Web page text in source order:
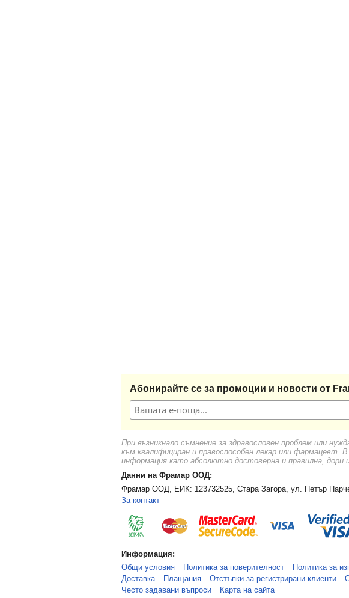
Абонирайте се за промоции и новости от
При възникнало съмнение за здравословен проблем или
към квалифициран и правоспособен лекар или фармацевт.
информация като абсолютно достоверна и правилна, дори
Данни на Фрамар ООД:
Фрамар ООД, ЕИК: 123732525, Стара Загора, ул. Петър
За контакт
Информация:
Общи условия
Политика за поверителност Политика за
Доставка
Плащания Отстъпки за регистрирани клиенти
Често задавани въпроси
Карта на сайта